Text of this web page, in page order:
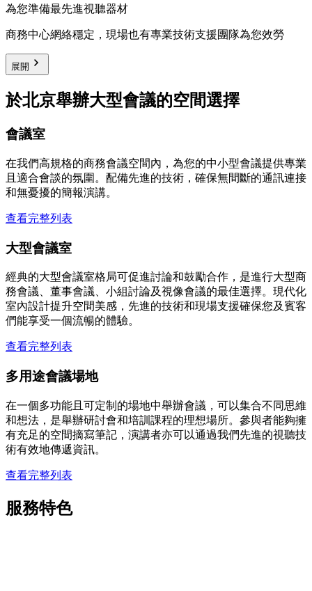
為您準備最先進視聽器材
商務中心網絡穩定，現場也有專業技術支援團隊為您效勞
展開
於北京舉辦大型會議的空間選擇
會議室
在我們高規格的商務會議空間內，為您的中小型會議提供專業
且適合會談的氛圍。配備先進的技術，確保無間斷的通訊連接
和無憂擾的簡報演講。
查看完整列表
大型會議室
經典的大型會議室格局可促進討論和鼓勵合作，是進行大型商
務會議、董事會議、小組討論及視像會議的最佳選擇。現代化
室內設計提升空間美感，先進的技術和現場支援確保您及賓客
們能享受一個流暢的體驗。
查看完整列表
多用途會議場地
在一個多功能且可定制的場地中舉辦會議，可以集合不同思維
和想法，是舉辦研討會和培訓課程的理想場所。參與者能夠擁
有充足的空間摘寫筆記，演講者亦可以通過我們先進的視聽技
術有效地傳遞資訊。
查看完整列表
服務特色